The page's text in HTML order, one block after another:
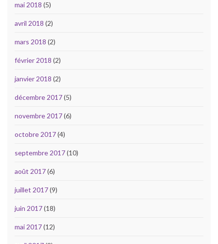
mai 2018 (5)
avril 2018 (2)
mars 2018 (2)
février 2018 (2)
janvier 2018 (2)
décembre 2017(5)
novembre 2017(6)
octobre 2017(4)
septembre 2017(10)
août 2017(6)
juillet 2017(9)
juin 2017(18)
mai 2017(12)